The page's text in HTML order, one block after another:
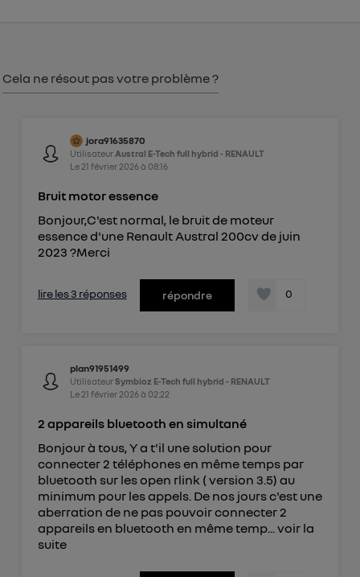
Cela ne résout pas votre problème ?
jora91635870
Utilisateur Austral E-Tech full hybrid - RENAULT
Le 21 février 2026à 08:16
Bruit motor essence
Bonjour,C'est normal, le bruit de moteur
essence d'une Renault Austral 200cv de juin
2023 ?Merci
lire les 3 réponses répondre 0
plan91951499
UtilisateurSymbioz E-Tech full hybrid - RENAULT
Le 21 février 2026à 02:22
2 appareils bluetooth en simultané
Bonjour à tous, Y a t'il une solution pour
connecter 2 téléphones en même temps par
bluetooth sur les open rlink ( version 3.5) au
minimum pour les appels. De nos jours c'est une
aberration de ne pas pouvoir connecter 2
appareils en bluetooth en même temp... voir la
suite
Politique d'information sur les données